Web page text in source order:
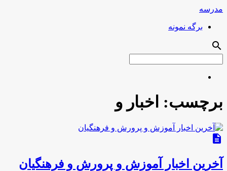
مدرسه
برگه نمونه
search
برچسب: اخبار و
description
آخرین اخبار آموزش و پرورش و فرهنگیان